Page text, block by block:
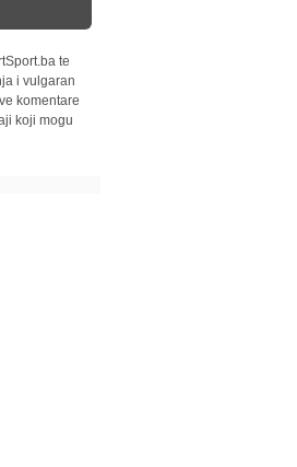
te
i vulgaran
komentare
koji mogu